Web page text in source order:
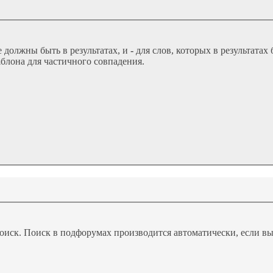
быть в результатах, и - для слов, которых в
для частичного совпадения.
Поиск в подфорумах производится автоматически, если